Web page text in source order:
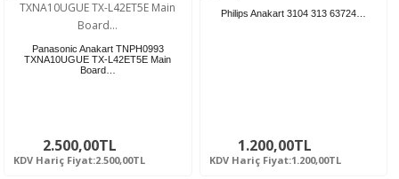
Panasonic Anakart TNPH0993
TXNA10UGUE TX-L42ET5E Main
Board…
2.500,00TL
KDV Hariç Fiyat:2.500,00TL
Philips Anakart 3104 313 63724…
1.200,00TL
KDV Hariç Fiyat:1.200,00TL